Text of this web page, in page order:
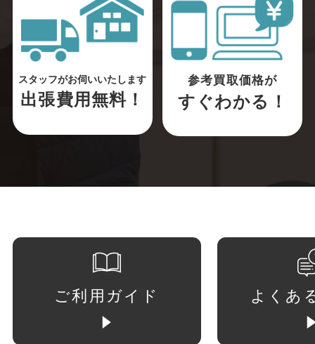
スタッフがお伺いいたします
出張費用無料！
参考買取価格が
すぐわかる！
ご利用ガイド よくあ